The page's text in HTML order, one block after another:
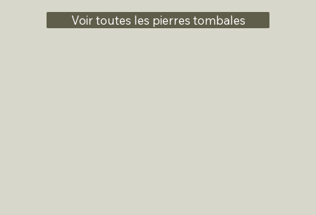
Voir toutes les pierres tombales